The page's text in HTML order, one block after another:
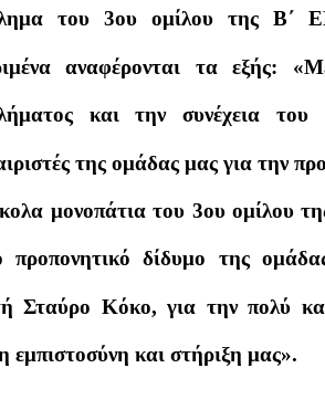
του 3ου ομίλου της Β΄
αναφέρονται τα εξής:
και την συνέχεια
της ομάδας μας για την
μονοπάτια του 3ου ομίλου
προπονητικό δίδυμο της
Σταύρο Κόκο, για την πολύ
εμπιστοσύνη και στήριξη μας».